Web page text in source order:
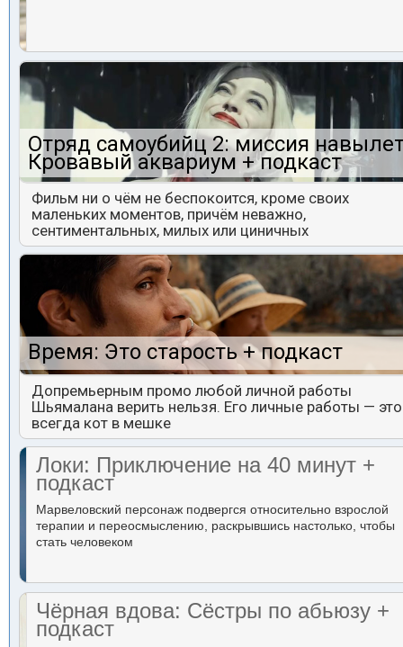
Отряд самоубийц 2: миссия
Кровавый аквариум + подкаст
Фильм ни о чём не беспокоится, кроме своих
маленьких моментов, причём неважно,
сентиментальных, милых или циничных
Время: Это старость + подкаст
Допремьерным промо любой личной работы
Шьямалана верить нельзя. Его личные работы — это
всегда кот в мешке
Локи: Приключение на 40 минут +
подкаст
Марвеловский персонаж подвергся относительно взрослой
терапии и переосмыслению, раскрывшись настолько, чтобы
стать человеком
Чёрная вдова: Сёстры по абьюзу +
подкаст